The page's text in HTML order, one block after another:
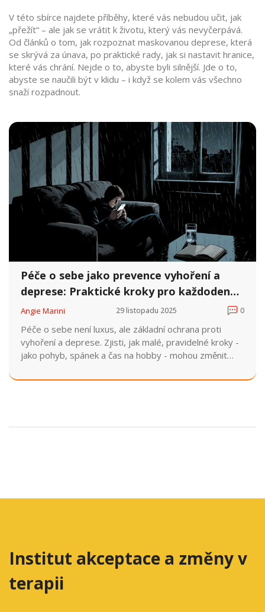
V této sbírce najdete příběhy, které vás nebudou učit, jak
„přežít“ – ale jak se vrátit k životu, který vás nevyčerpává.
Od článků o tom, jak rozpoznat maskovanou deprese, která
se skrývá za únava, po praktické rady, jak si nastavit hranice,
které vás chrání. Nejde o to, abyste byli silnější. Jde o to,
abyste se naučili být v klidu – i když se kolem vás všechno
snaží rozpadnout.
Péče o sebe jako prevence vyhoření a
deprese: Praktické kroky pro každodenní
odpor
Angie Marini 29 listopadu 2025 0
Péče o sebe není luxus, ale základní ochrana proti
vyhoření a deprese. Zjisti, jak malé, pravidelné kroky -
jako pohyb, spánek a čas na hobby - mohou změnit
Institut akceptace a změny v
terapii